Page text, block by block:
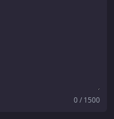
0 / 1500